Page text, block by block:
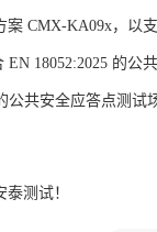
案 CMX-KA09x，以
EN 18052:2025 的公
公共安全应答点测试
测试！